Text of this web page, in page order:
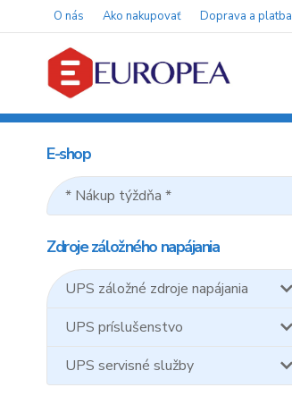
O nás Ako nakupovať Doprava a platba
E-shop
* Nákup týždňa *
Zdroje záložného napájania
UPS záložné zdroje napájania
UPS príslušenstvo
UPS servisné služby